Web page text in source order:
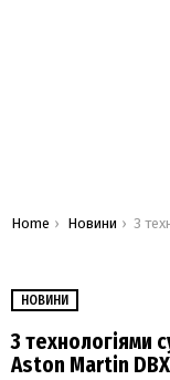
You are here:
Home Новини З технологіями
НОВИНИ
З технологіями
Aston Martin